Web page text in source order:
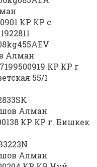
КР КР с
Алман
КР КР г
55/1
Алман
КР КР г. Бишкек
Алман